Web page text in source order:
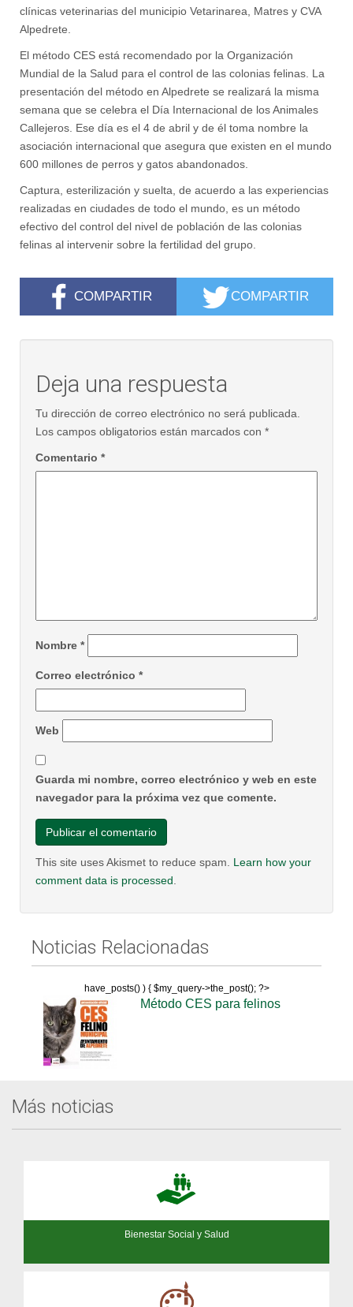
clínicas veterinarias del municipio Vetarinarea, Matres y CVA
Alpedrete.
El método CES está recomendado por la Organización
Mundial de la Salud para el control de las colonias felinas. La
presentación del método en Alpedrete se realizará la misma
semana que se celebra el Día Internacional de los Animales
Callejeros. Ese día es el 4 de abril y de él toma nombre la
asociación internacional que asegura que existen en el mundo
600 millones de perros y gatos abandonados.
Captura, esterilización y suelta, de acuerdo a las experiencias
realizadas en ciudades de todo el mundo, es un método
efectivo del control del nivel de población de las colonias
felinas al intervenir sobre la fertilidad del grupo.
COMPARTIR COMPARTIR
Deja una respuesta
Tu dirección de correo electrónico no será publicada.
Los campos obligatorios están marcados con *
Comentario *
Nombre *
Correo electrónico *
Web
Guarda mi nombre, correo electrónico y web en este
navegador para la próxima vez que comente.
This site uses Akismet to reduce spam. Learn how your
comment data is processed
Noticias Relacionadas
have_posts() ) { $my_query->the_post(); ?>
Método CES para felinos
Más noticias
Bienestar Social y Salud